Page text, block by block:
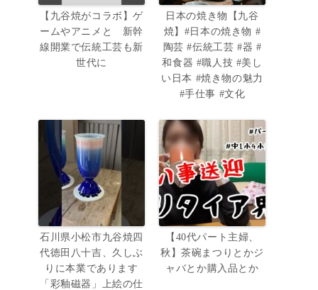
【九谷焼がコラボ】ゲ
ームやアニメと 新幹
線開業で伝統工芸も新
世代に
日本の焼き物【九谷
焼】#日本の焼き物 #
陶芸 #伝統工芸 #器 #
和食器 #職人技 #美し
い日本 #焼き物の魅力
#手仕事 #文化
石川県小松市九谷焼四
代徳田八十吉、久しぶ
りに本業であります
「彩釉磁器」上絵の仕
【40代パート主婦、
秋】茶碗まつりとかジ
ャバとか購入品とか